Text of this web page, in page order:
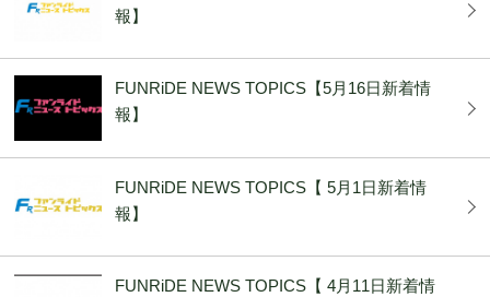
報】
FUNRiDE NEWS TOPICS【5月16日新着情
報】
FUNRiDE NEWS TOPICS【 5月1日新着情
報】
FUNRiDE NEWS TOPICS【 4月11日新着情